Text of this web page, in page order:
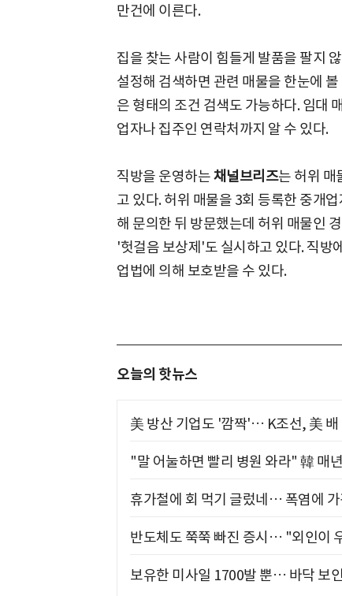
만건에 이른다.
집을 찾는 사람이 힘들게 발품을 팔지
설정해 검색하면 관련 매물을 한눈에
은 형태의 조건 검색도 가능하다. 임대
업자나 집주인 연락처까지 알 수 있다.
직방을 운영하는채널브리즈는 허위 매
고 있다. 허위 매물을 3회 등록한 중개
해 문의한 뒤 방문했는데 허위 매물인
'헛걸음 보상제'도 실시하고 있다. 직방
업법에 의해 보호받을 수 있다.
오늘의 핫뉴스
美 방산 기업도 '깜짝'… K조선, 美 배
"말 어눌하면 빨리 병원 와라" 韓 매
휴가철에 회 먹기 글렀네… 폭염에
반도체도 쭉쭉 빠진 증시… "외인이
보유한 미사일 1700발 뿐… 바닥 보